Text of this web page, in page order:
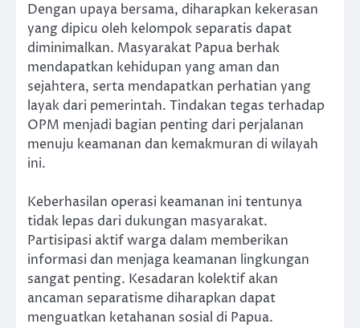
Dengan upaya bersama, diharapkan kekerasan
yang dipicu oleh kelompok separatis dapat
diminimalkan. Masyarakat Papua berhak
mendapatkan kehidupan yang aman dan
sejahtera, serta mendapatkan perhatian yang
layak dari pemerintah. Tindakan tegas terhadap
OPM menjadi bagian penting dari perjalanan
menuju keamanan dan kemakmuran di wilayah
ini.
Keberhasilan operasi keamanan ini tentunya
tidak lepas dari dukungan masyarakat.
Partisipasi aktif warga dalam memberikan
informasi dan menjaga keamanan lingkungan
sangat penting. Kesadaran kolektif akan
ancaman separatisme diharapkan dapat
menguatkan ketahanan sosial di Papua.